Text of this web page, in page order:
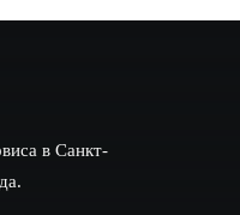
в Санкт-